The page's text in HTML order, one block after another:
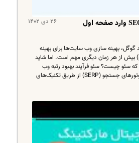
۲۶ دی ۱۴۰۲
سئو چیست؟ چگونه با SEO وارد صفحه اول
گوگل، بهینه سازی وب سایت‌ها برای بهینه
سازی موتورهای جستجو (SEO) بیش از هر زمان دیگری مهم است. اما شاید
که سئو چیست؟ سئو فرآیند بهبود رتبه وب
سایت شما در صفحات نتایج موتورهای جستجو (SERP) از طریق تکنیک‌های